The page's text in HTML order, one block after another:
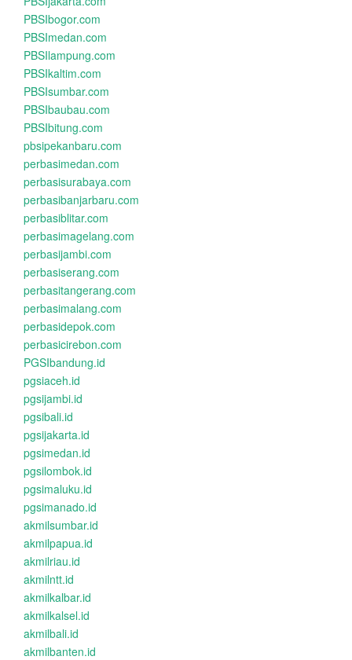
PBSIbogor.com
PBSImedan.com
PBSIlampung.com
PBSIkaltim.com
PBSIsumbar.com
PBSIbaubau.com
PBSIbitung.com
pbsipekanbaru.com
perbasimedan.com
perbasisurabaya.com
perbasibanjarbaru.com
perbasiblitar.com
perbasimagelang.com
perbasijambi.com
perbasiserang.com
perbasitangerang.com
perbasimalang.com
perbasidepok.com
perbasicirebon.com
PGSIbandung.id
pgsiaceh.id
pgsijambi.id
pgsibali.id
pgsijakarta.id
pgsimedan.id
pgsilombok.id
pgsimaluku.id
pgsimanado.id
akmilsumbar.id
akmilpapua.id
akmilriau.id
akmilntt.id
akmilkalbar.id
akmilkalsel.id
akmilbali.id
akmilbanten.id